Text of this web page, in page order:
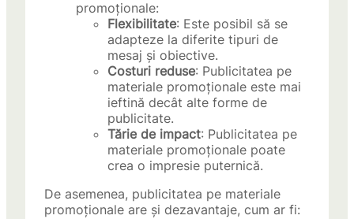
promoționale:
Flexibilitate: Este posibil să se
adapteze la diferite tipuri de
mesaj și obiective.
Costuri reduse: Publicitatea pe
materiale promoționale este mai
ieftină decât alte forme de
publicitate.
Tărie de impact: Publicitatea pe
materiale promoționale poate
crea o impresie puternică.
De asemenea, publicitatea pe materiale
promoționale are și dezavantaje, cum ar fi: